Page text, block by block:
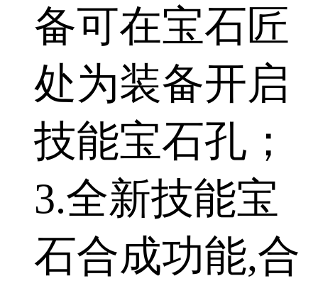
备可在宝石匠
处为装备开启
技能宝石孔；
3.全新技能宝
石合成功能,合